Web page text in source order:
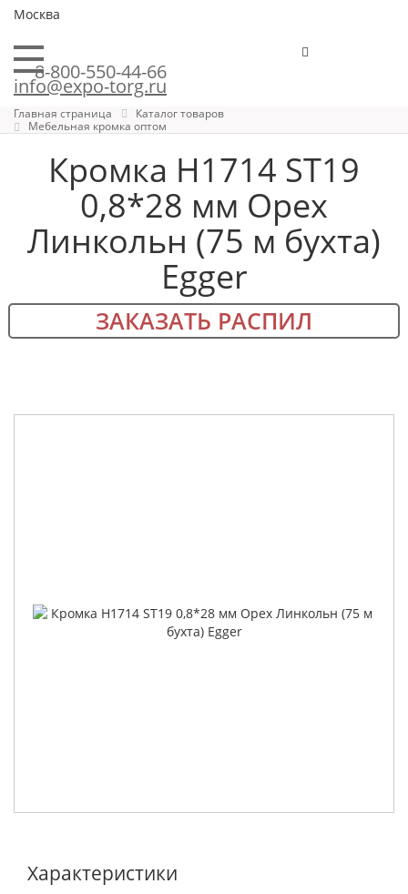
Москва
8-800-550-44-66
info@expo-torg.ru
Главная страница
Каталог товаров
Мебельная кромка оптом
Кромка H1714 ST19
0,8*28 мм Орех
Линкольн (75 м бухта)
Egger
ЗАКАЗАТЬ РАСПИЛ
Характеристики